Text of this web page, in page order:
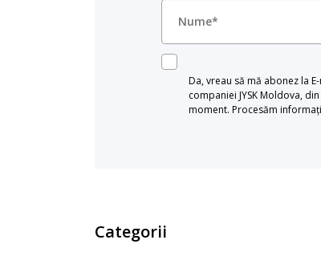
Da, vreau să mă abonez la
companiei JYSK Moldova,
moment. Procesăm
Categorii